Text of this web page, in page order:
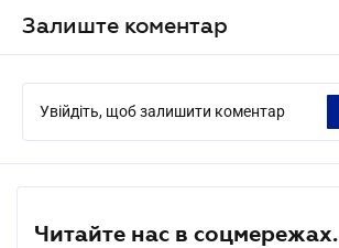
Залиште коментар
Увійдіть, щоб залишити коментар
Читайте нас в соцмережах.